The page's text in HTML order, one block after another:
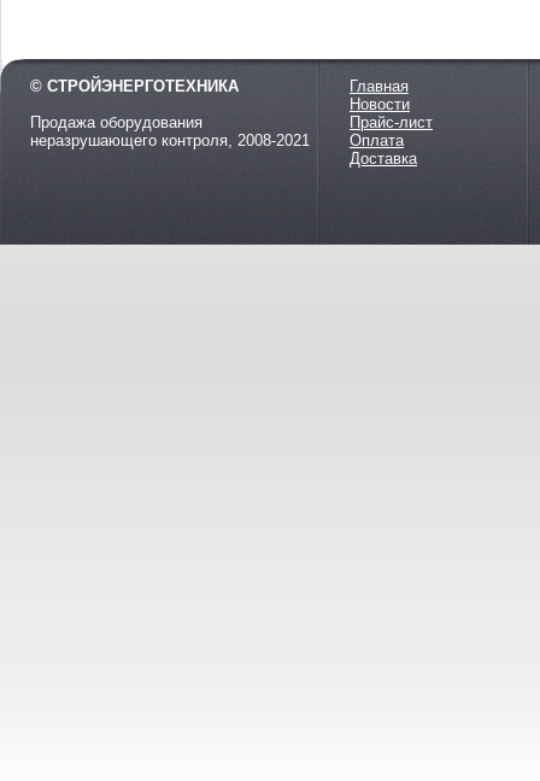
© СТРОЙЭНЕРГОТЕХНИКА
Продажа оборудования
неразрушающего контроля, 2008-2021
Главная
Новости
Прайс-лист
Оплата
Доставка